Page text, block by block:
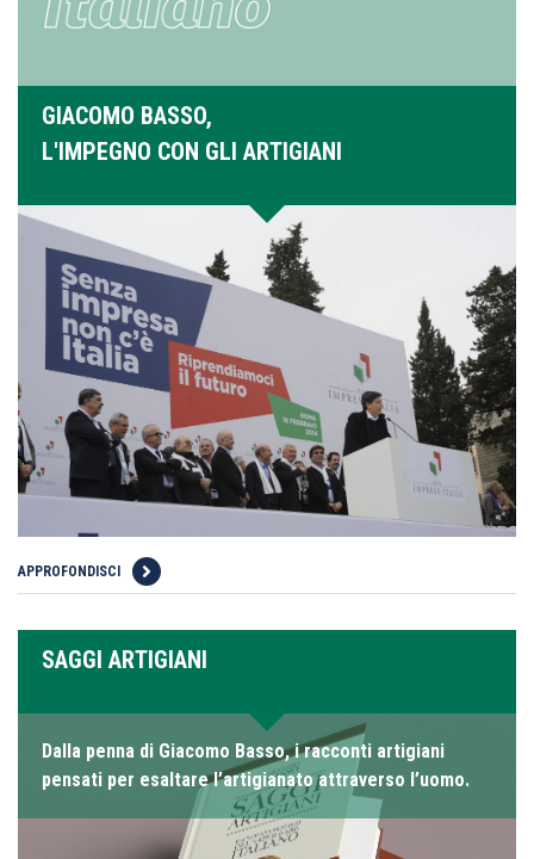
GIACOMO BASSO,
L'IMPEGNO CON GLI ARTIGIANI
APPROFONDISCI
SAGGI ARTIGIANI
Dalla penna di Giacomo Basso, i racconti artigiani
pensati per esaltare l’artigianato attraverso l’uomo.